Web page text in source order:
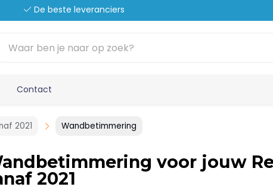
De beste leveranciers
Contact
2021 Wandbetimmering
voor jouw
2021